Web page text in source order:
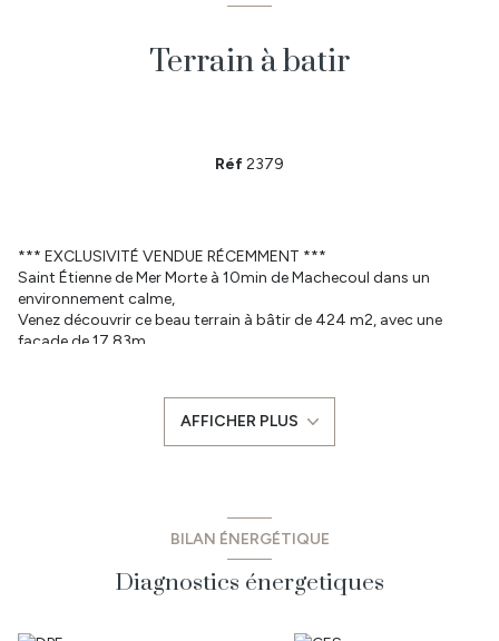
Terrain à batir
Réf2379
*** EXCLUSIVITÉ VENDUE RÉCEMMENT ***
Saint Étienne de Mer Morte à 10min de Machecoul dans un
environnement calme,
Venez découvrir ce beau terrain à bâtir de 424 m2, avec une
façade de 17,83m
En zone Ua du Plan Local d'Urbanisme en vigueur.
Réalisez la maison de vos rêves avec le constructeur de votre
sont disponibles sur le site Géorisques : www.georisques.gouv.fr
AFFICHER PLUS
BILAN ÉNERGÉTIQUE
Diagnostics énergetiques